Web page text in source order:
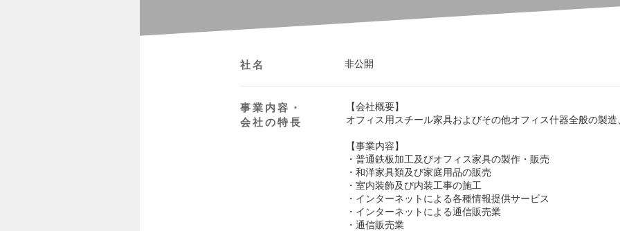
社名 非公開
事業内容・
会社の特長
【会社概要】
オフィス用スチール家具およびその他オフィス什器全般の製造
【事業内容】
・普通鉄板加工及びオフィス家具の製作・販売
・和洋家具類及び家庭用品の販売
・室内装飾及び内装工事の施工
・インターネットによる各種情報提供サービス
・インターネットによる通信販売業
・通信販売業